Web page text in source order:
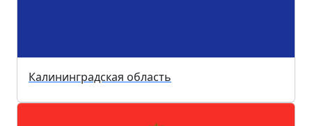
Калининградская область